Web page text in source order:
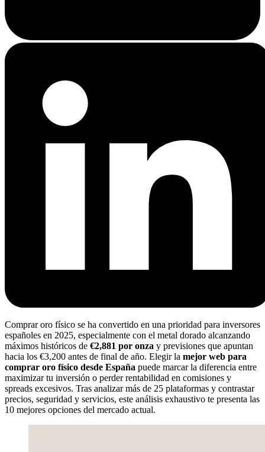
Comprar oro físico se ha convertido en una prioridad para inversores
españoles en 2025, especialmente con el metal dorado alcanzando
máximos históricos de €2,881 por onza y previsiones que apuntan
hacia los €3,200 antes de final de año. Elegir la mejor web para
comprar oro físico desde España puede marcar la diferencia entre
maximizar tu inversión o perder rentabilidad en comisiones y
spreads excesivos. Tras analizar más de 25 plataformas y contrastar
precios, seguridad y servicios, este análisis exhaustivo te presenta las
10 mejores opciones del mercado actual.